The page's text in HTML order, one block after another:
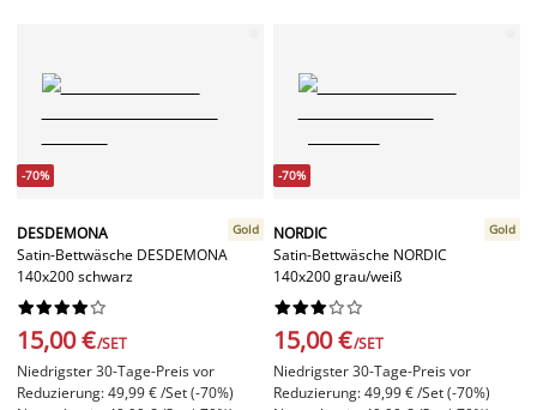
-70%
DESDEMONA
Satin-Bettwäsche DESDEMONA
140x200 schwarz
Gold






15,00 €/SET
Niedrigster 30-Tage-Preis vor
Reduzierung: 49,99 € /Set (-70%)
-70%
NORDIC
Satin-Bettwäsche NORDIC
140x200 grau/weiß
Gold






15,00 €/SET
Niedrigster 30-Tage-Preis vor
Reduzierung: 49,99 € /Set (-70%)